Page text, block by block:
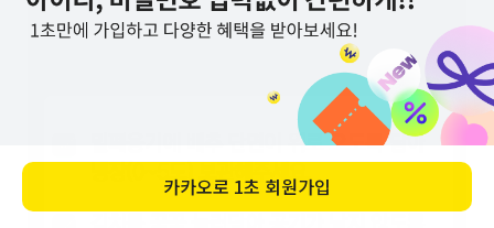
카카오로 1초 회원가입